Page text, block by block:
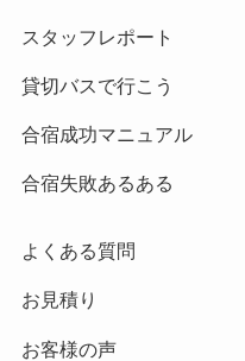
スタッフレポート
貸切バスで行こう
合宿成功マニュアル
合宿失敗あるある
よくある質問
お見積り
お客様の声